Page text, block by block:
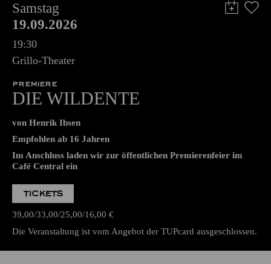
Samstag
19.09.2026
19:30
Grillo-Theater
PREMIERE
DIE WILDENTE
von Henrik Ibsen
Empfohlen ab 16 Jahren
Im Anschluss laden wir zur öffentlichen Premierenfeier im
Café Central ein
TICKETS
39,00 33,00 25,00 16,00 €
Die Veranstaltung ist vom Angebot der TUPcard ausgeschlossen.